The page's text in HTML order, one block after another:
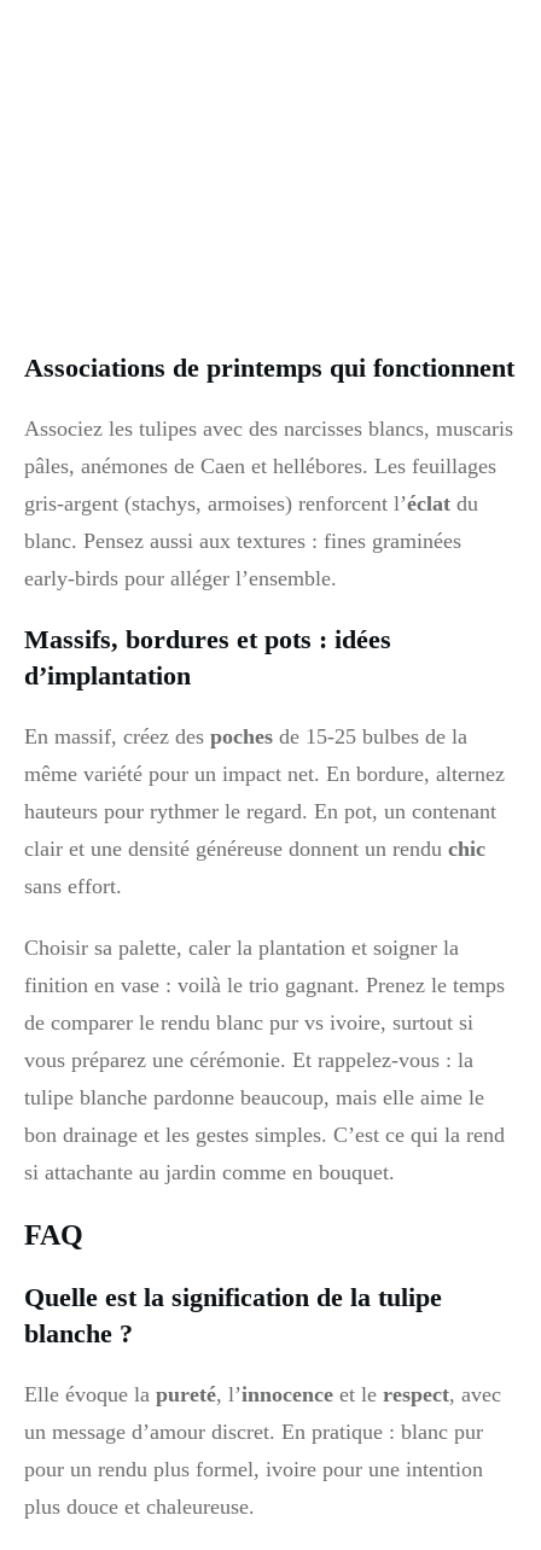
Associations de printemps qui fonctionnent
Associez les tulipes avec des narcisses blancs, muscaris
pâles, anémones de Caen et hellébores. Les feuillages
gris-argent (stachys, armoises) renforcent l’éclat du
blanc. Pensez aussi aux textures : fines graminées
early-birds pour alléger l’ensemble.
Massifs, bordures et pots : idées
d’implantation
En massif, créez des poches de 15-25 bulbes de la
même variété pour un impact net. En bordure, alternez
hauteurs pour rythmer le regard. En pot, un contenant
clair et une densité généreuse donnent un rendu chic
sans effort.
Choisir sa palette, caler la plantation et soigner la
finition en vase : voilà le trio gagnant. Prenez le temps
de comparer le rendu blanc pur vs ivoire, surtout si
vous préparez une cérémonie. Et rappelez-vous : la
tulipe blanche pardonne beaucoup, mais elle aime le
bon drainage et les gestes simples. C’est ce qui la rend
si attachante au jardin comme en bouquet.
FAQ
Quelle est la signification de la tulipe
blanche ?
Elle évoque la pureté, l’innocence et le respect, avec
un message d’amour discret. En pratique : blanc pur
pour un rendu plus formel, ivoire pour une intention
plus douce et chaleureuse.